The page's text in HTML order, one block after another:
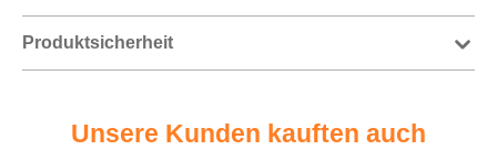
Produktsicherheit
Unsere Kunden kauften auch